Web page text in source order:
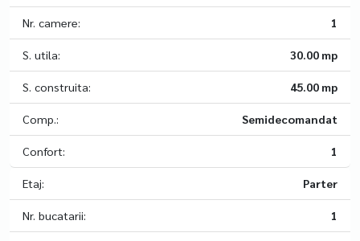
Nr. camere: 1
S. utila: 30.00 mp
S. construita: 45.00 mp
Comp.: Semidecomandat
Confort: 1
Etaj: Parter
Nr. bucatarii: 1